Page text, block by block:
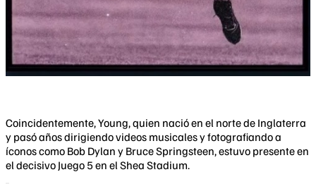
Coincidentemente, Young, quien nació en el norte de Inglaterra
y pasó años dirigiendo videos musicales y fotografiando a
íconos como Bob Dylan y Bruce Springsteen, estuvo presente en
el decisivo Juego 5 en el Shea Stadium.